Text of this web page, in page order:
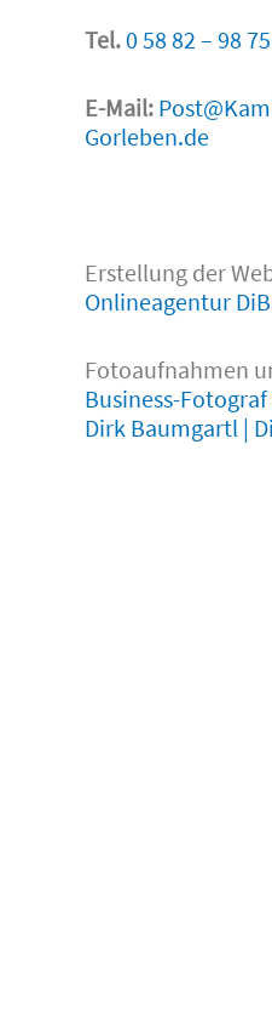
Tel.0 58 82 – 98
E-Mail:
Gorleben.de
Erstellung der
Onlineagentur
Fotoaufnahmen
Business-
Dirk Baumgartl |